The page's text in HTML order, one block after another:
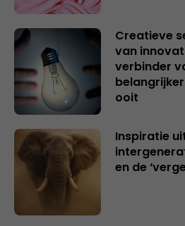
Creatieve
van
verbinder
ooit
Inspiratie
en de